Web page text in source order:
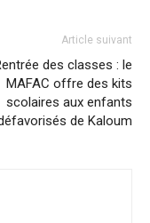
Article suivant
des classes : le
MAFAC offre des kits
scolaires aux enfants
de Kaloum